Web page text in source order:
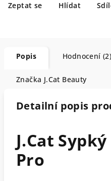
Zeptat se Hlídat
Popis Hodnocení (2)
Značka J.Cat Beauty
Detailní popis
J.Cat
Pro